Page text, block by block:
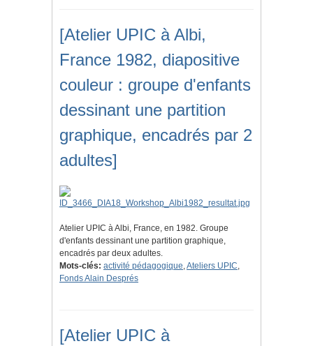
[Atelier UPIC à Albi,
France 1982, diapositive
couleur : groupe d'enfants
dessinant une partition
graphique, encadrés par 2
adultes]
Atelier UPIC à Albi, France, en 1982. Groupe
d'enfants dessinant une partition graphique,
encadrés par deux adultes.
Mots-clés: activité pédagogique,Ateliers UPIC,
Fonds Alain Després
[Atelier UPIC à